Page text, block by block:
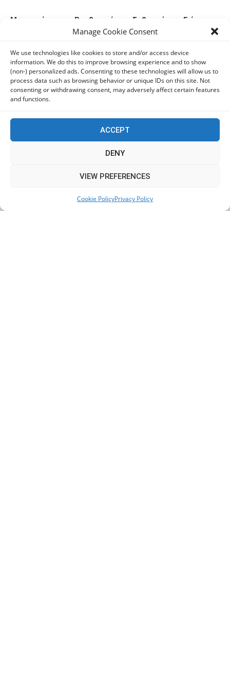
Manage Cookie Consent
We use technologies like cookies to store and/or access device
information. We do this to improve browsing experience and to show
(non-) personalized ads. Consenting to these technologies will allow us to
process data such as browsing behavior or unique IDs on this site. Not
consenting or withdrawing consent, may adversely affect certain features
and functions.
ACCEPT
DENY
VIEW PREFERENCES
Cookie PolicyPrivacy Policy
Μητσοτάκης για Βαρβιτσιώτη: «Σεβαστέ μας Γιάννη,
μας αφήνεις βαριά κληρονομιά»
Ανδρουλάκης: Η κλιματική κρίση δεν μπορεί να
χρησιμοποιείται ως άλλοθι για τις αδυναμίες του
κρατικού μηχανισμού
Ελπίδα για τη Δημοκρατία: Αποχώρησε η Κατερίνα
Μουτσάτσου και δύο ακόμα στελέχη
Πόρτο Γερμένο ο Ανδρουλάκης
This website uses cookies to improve your experience. We'll
Accept
Read More